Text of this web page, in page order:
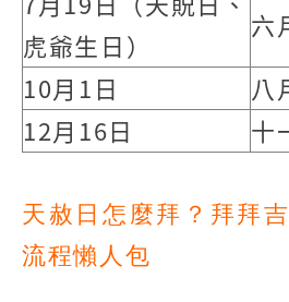
虎爺生日）
六
10月1日
八
12月16日
十
天赦日怎麼拜？拜拜
流程懶人包